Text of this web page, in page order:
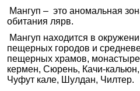
Мангуп – это аномальная
обитания лярв.
Мангуп находится в
пещерных городов и
пещерных храмов,
кермен, Сюрень, Качи-
Чуфут кале, Шулдан, Чилтер.